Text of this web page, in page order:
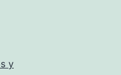
y